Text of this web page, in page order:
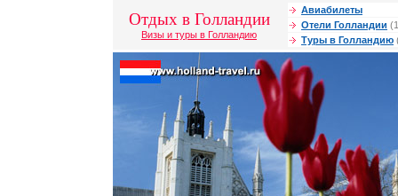
Отдых в Голландии
Визы и туры в Голландию
Авиабилеты
Отели Голландии
Туры в Голландию